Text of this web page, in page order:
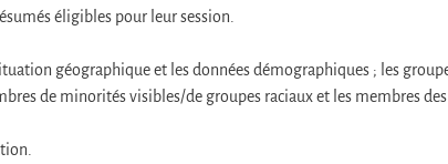
éligibles pour leur session.
géographique et les données démographiques ; les
de minorités visibles/de groupes raciaux et les membres des